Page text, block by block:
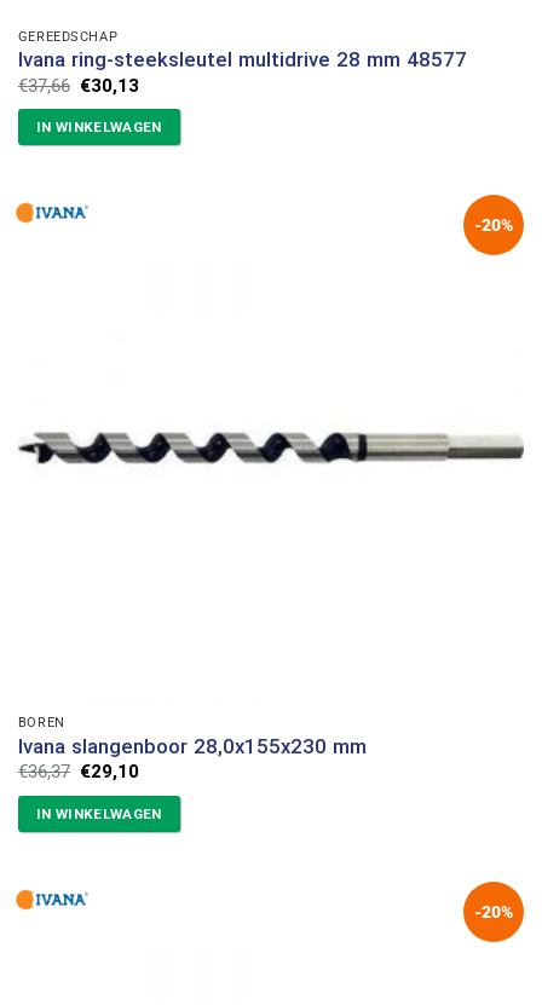
GEREEDSCHAP
Ivana ring-steeksleutel multidrive 28 mm 48577
€37,66 Oorspronkelijke
prijs
was:
€37,66.
€30,13Huidige
is:
€30,13.
IN WINKELWAGEN
-20%
BOREN
Ivana slangenboor 28,0x155x230 mm
€36,37 Oorspronkelijke
was:
€36,37.
€29,10Huidige
is:
€29,10.
IN WINKELWAGEN
-20%